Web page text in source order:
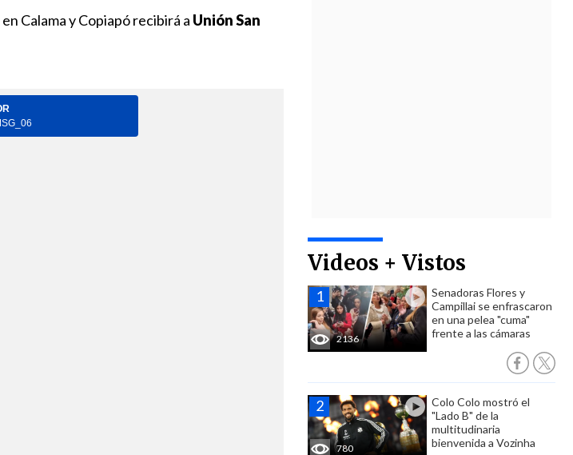
Videos + Vistos
2136
Senadoras Flores y
Campillai se enfrascaron
en una pelea "cuma"
frente a las cámaras
780
Colo Colo mostró el
"Lado B" de la
multitudinaria
bienvenida a Vozinha
en Calama y Copiapó recibirá a Unión San